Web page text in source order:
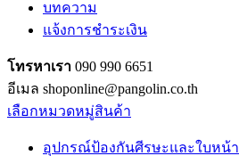
บทความ
แจ้งการชำระเงิน
โทรหาเรา 090 990 6651
อีเมล shoponline@pangolin.co.th
เลือกหมวดหมู่สินค้า
อุปกรณ์ป้องกันศีรษะและใบหน้า